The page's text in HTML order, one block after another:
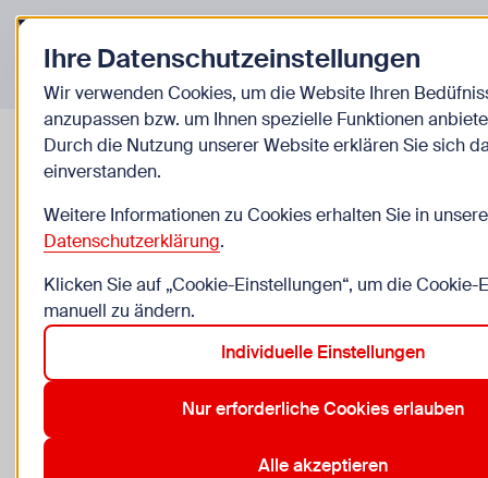
Zurück zur Startseite
Veranstaltungen
Bouldern am Wienerberg
ab Mo, 10.8. bis Fr, 4.9.
6 bis 13 Jahre, nur für Kinder, Begleitperson
boulderbar Wienerberg, Gutheil-Schoder-Gasse 8-
Keine Anmeldung
Ihre Datenschutzeinstellungen
Wir verwenden Cookies, um die Website Ihren
anzupassen bzw. um Ihnen spezielle Funktionen
Durch die Nutzung unserer Website erklären Sie sich
einverstanden.
Weitere Informationen zu Cookies erhalten Sie in
Datenschutzerklärung.
Klicken Sie auf „Cookie-Einstellungen“, um die Cookie-
manuell zu ändern.
Individuelle Einstellungen
Nur erforderliche Cookies erlauben
Alle akzeptieren